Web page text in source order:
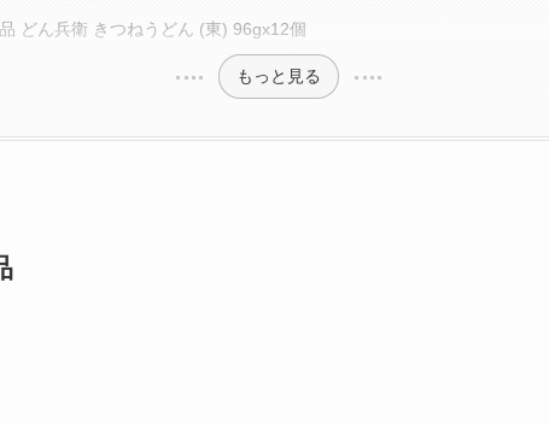
どん兵衛 きつねうどん (東) 96gx12個
もっと見る